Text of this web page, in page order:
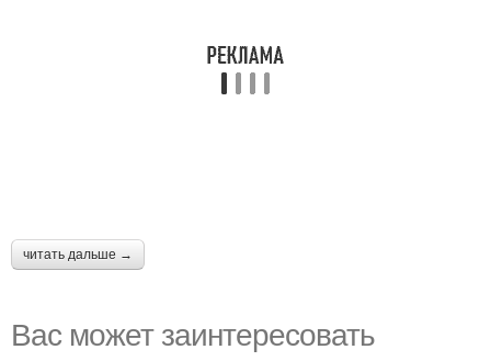
читать дальше →
Вас может заинтересовать